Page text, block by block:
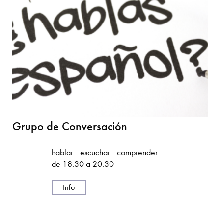
Grupo de Conversación
hablar - escuchar - comprender
de 18.30 a 20.30
Info